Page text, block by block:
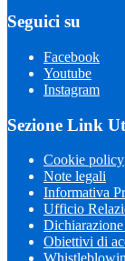
Seguici su
Facebook
Youtube
Instagram
Sezione Link
Cookie policy
Note legali
Informativa
Ufficio
Obiettivi di